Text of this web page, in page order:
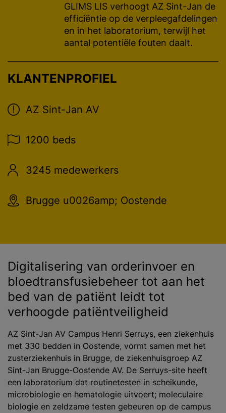
KLANTENPROFIEL
AZ Sint-Jan AV
1200 beds
3245 medewerkers
Brugge u0026amp; Oostende
GLIMS LIS verhoogt AZ Sint-Jan de
efficiëntie op de verpleegafdelingen
en in het laboratorium, terwijl het
aantal potentiële fouten daalt.
Digitalisering van orderinvoer en
bloedtransfusiebeheer tot aan het
bed van de patiënt leidt tot
verhoogde patiëntveiligheid
AZ Sint-Jan AV Campus Henri Serruys, een ziekenhuis
met 330 bedden in Oostende, vormt samen met het
zusterziekenhuis in Brugge, de ziekenhuisgroep AZ
Sint-Jan Brugge-Oostende AV. De Serruys-site heeft
een laboratorium dat routinetesten in scheikunde,
microbiologie en hematologie uitvoert; moleculaire
biologie en zeldzame testen gebeuren op de campus